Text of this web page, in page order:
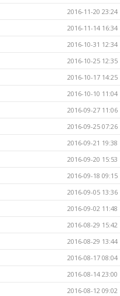
2016-11-20 23:24
2016-11-14 16:34
2016-10-31 12:34
2016-10-25 12:35
2016-10-17 14:25
2016-10-10 11:04
2016-09-27 11:06
2016-09-25 07:26
2016-09-21 19:38
2016-09-20 15:53
2016-09-18 09:15
2016-09-05 13:36
2016-09-02 11:48
2016-08-29 15:42
2016-08-29 13:44
2016-08-17 08:04
2016-08-14 23:00
2016-08-12 09:02